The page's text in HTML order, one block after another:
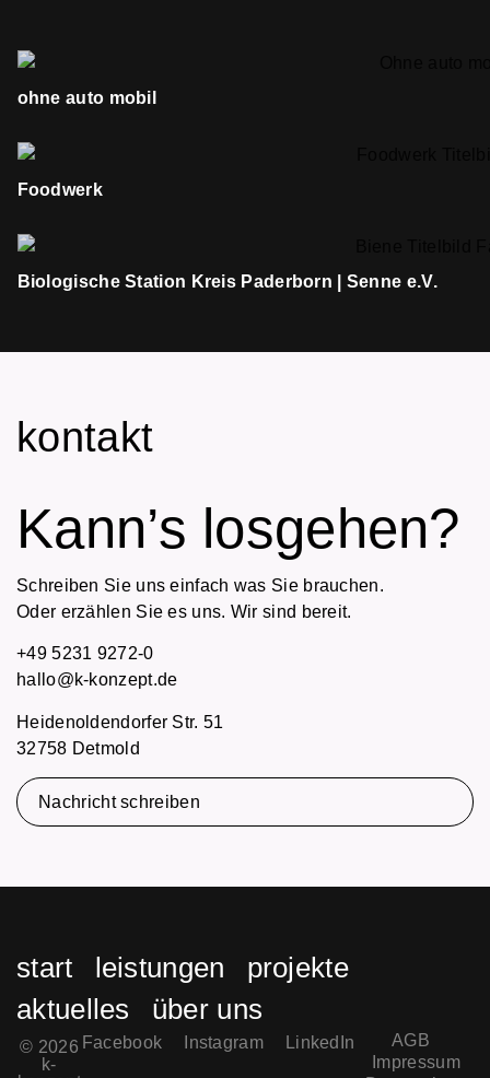
ohne auto mobil
Foodwerk
Biologische Station Kreis Paderborn | Senne e.V.
kontakt
Kann’s losgehen?
Schreiben Sie uns einfach was Sie brauchen.
Oder erzählen Sie es uns. Wir sind bereit.
+49 5231 9272-0
hallo@k-konzept.de
Heidenoldendorfer Str. 51
32758 Detmold
Nachricht schreiben
start leistungen
projekte
aktuelles
über uns
© 2026
k-
Facebook Instagram LinkedIn
AGB
Impressum